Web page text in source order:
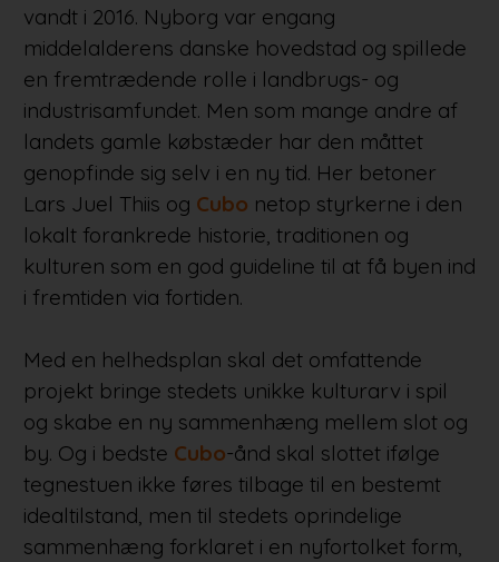
vandt i 2016. Nyborg var engang
middelalderens danske hovedstad og spillede
en fremtrædende rolle i landbrugs- og
industrisamfundet. Men som mange andre af
landets gamle købstæder har den måttet
genopfinde sig selv i en ny tid. Her betoner
Lars Juel Thiis og Cubo netop styrkerne i den
lokalt forankrede historie, traditionen og
kulturen som en god guideline til at få byen ind
i fremtiden via fortiden.
Med en helhedsplan skal det omfattende
projekt bringe stedets unikke kulturarv i spil
og skabe en ny sammenhæng mellem slot og
by. Og i bedste Cubo-ånd skal slottet ifølge
tegnestuen ikke føres tilbage til en bestemt
idealtilstand, men til stedets oprindelige
sammenhæng forklaret i en nyfortolket form,